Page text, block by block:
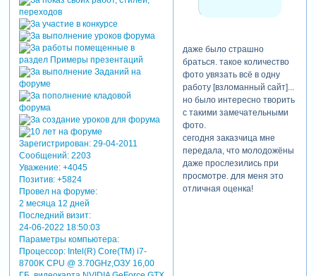
всеми
так...
красива, мила и
желанна,
ты - чудо,
просто
ты так красива,
мила и
желанна,
ты - лучшее,
что я видел в
Зарегистрирован: 29-04-2011
Сообщений:2203
Уважение: +4045
Позитив: +5824
Провел на форуме:
2 месяца 12 дней
Последний визит:
24-06-2022 18:50:03
Параметры компьютера:
Процессор: Intel(R) Core(TM) i7-
8700K CPU @ 3.70GHz,ОЗУ 16,00
даже было страшно
браться. такое количество
фото увязать всё в одну
работу [взломанный сайт]...
но было интересно творить
с такими замечательными
фото.
сегодня заказчица мне
передала, что молодожёны
даже прослезились при
просмотре. для меня это
отличная оценка!